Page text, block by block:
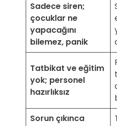
Sadece siren;
çocuklar ne
yapacağını
bilemez, panik
Tatbikat ve eğitim
yok; personel
hazırlıksız
Sorun çıkınca